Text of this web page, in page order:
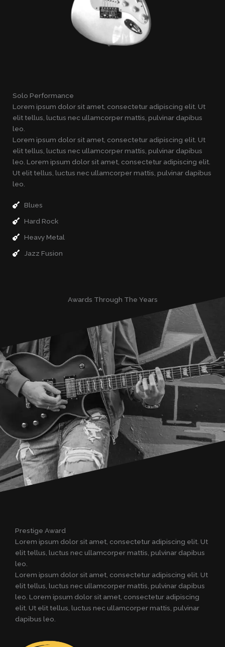
Solo Performance
Lorem ipsum dolor sit amet, consectetur adipiscing elit. Ut
elit tellus, luctus nec ullamcorper mattis, pulvinar dapibus
leo.
Lorem ipsum dolor sit amet, consectetur adipiscing elit. Ut
elit tellus, luctus nec ullamcorper mattis, pulvinar dapibus
leo. Lorem ipsum dolor sit amet, consectetur adipiscing elit.
Ut elit tellus, luctus nec ullamcorper mattis, pulvinar dapibus
leo.
Blues
Hard Rock
Heavy Metal
Jazz Fusion
Awards Through The Years
Prestige Award
Lorem ipsum dolor sit amet, consectetur adipiscing elit. Ut
elit tellus, luctus nec ullamcorper mattis, pulvinar dapibus
leo.
Lorem ipsum dolor sit amet, consectetur adipiscing elit. Ut
elit tellus, luctus nec ullamcorper mattis, pulvinar dapibus
leo. Lorem ipsum dolor sit amet, consectetur adipiscing
elit. Ut elit tellus, luctus nec ullamcorper mattis, pulvinar
dapibus leo.